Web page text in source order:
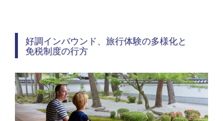
好調インバウンド、旅行体験の多様化と
免税制度の行方